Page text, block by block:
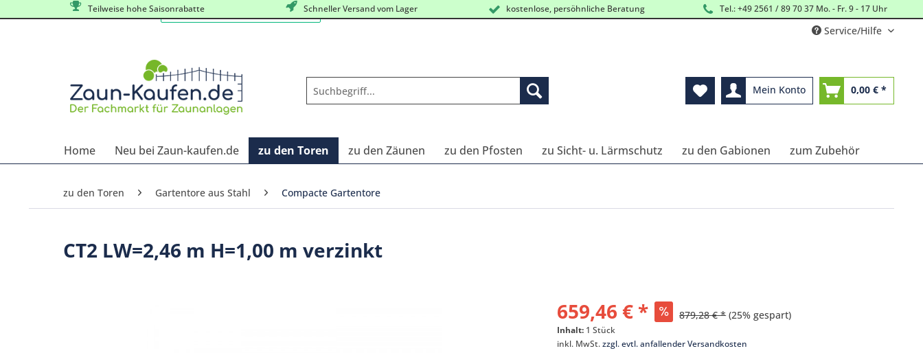
Teilweise hohe Saisonrabatte Schneller Versand vom Lager kostenlose, persöhnliche Beratung Tel.: +49 2561 / 89 70 37 Mo. - Fr. 9 - 17 Uhr
Service/Hilfe
Mein Konto 0,00 € *
Home Neu bei Zaun-kaufen.de zu den Toren zu den Zäunen zu den Pfosten zu Sicht- u. Lärmschutz zu den Gabionen zum Zubehör
zu den Toren Gartentore aus Stahl Compacte Gartentore
CT2 LW=2,46 m H=1,00 m verzinkt
659,46 € * 879,28 € * (25% gespart)
Inhalt: 1 Stück
inkl. MwSt.zzgl. evtl. anfallender Versandkosten